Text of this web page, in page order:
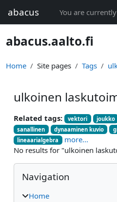
abacus You are
abacus.aalto.fi
Home Site pages Tags
ulkoinen
Related tags: vektori joukko
sanallinen
dynaaminen kuvio
lineaarialgebra
more...
No results for "ulkoinen
Blocks
Skip Navigation
Navigation
Home